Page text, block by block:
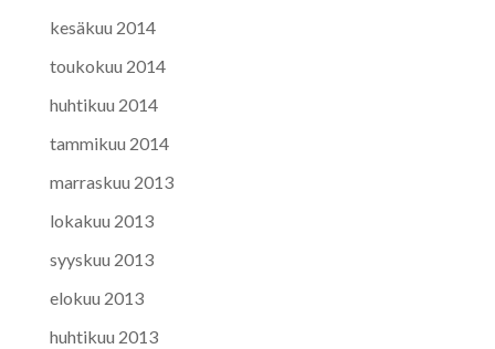
kesäkuu 2014
toukokuu 2014
huhtikuu 2014
tammikuu 2014
marraskuu 2013
lokakuu 2013
syyskuu 2013
elokuu 2013
huhtikuu 2013